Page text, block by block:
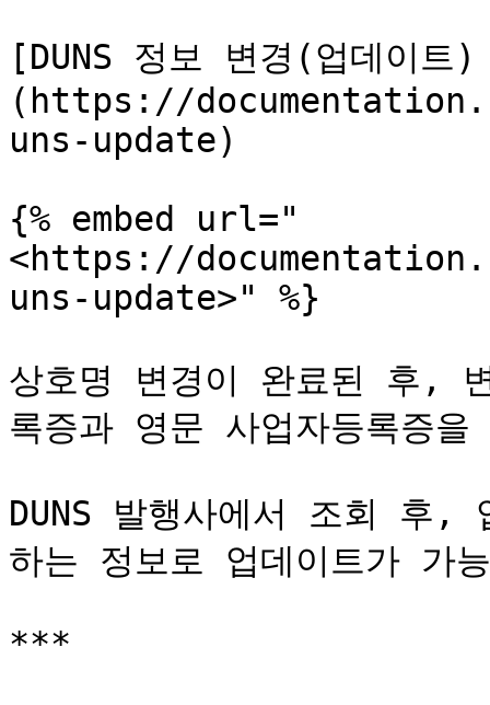
[DUNS 정보 변경(업데이
(https://
uns-update)
{% embed url="
<https://
uns-update>" %}
상호명 변경이 완료된 후,
록증과 영문 사업자등록증
DUNS 발행사에서 조회 후,
하는 정보로 업데이트가 가
***